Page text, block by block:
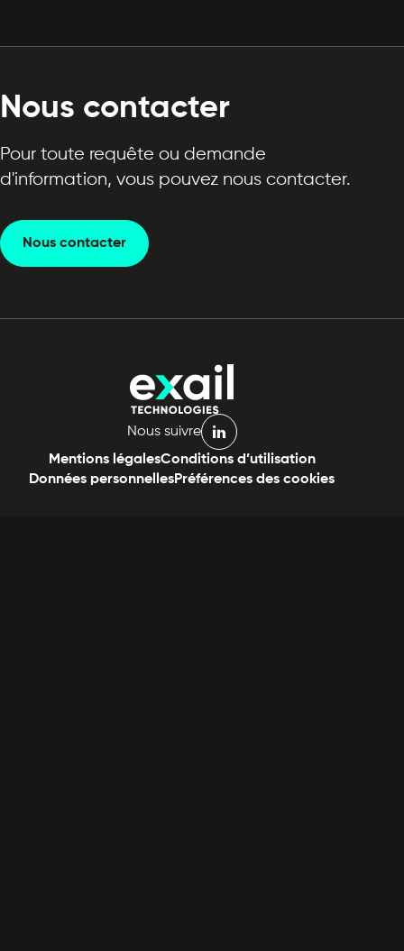
Nous contacter
Pour toute requête ou demande
d'information, vous pouvez nous contacter.
Nous contacter
Nous suivre
linkedin
Mentions légalesConditions d’utilisation
Données personnellesPréférences des cookies